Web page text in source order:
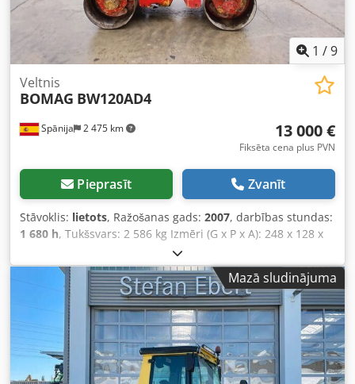
1 /9
Spānija 2 475 km
Veltnis
BOMAG BW120AD4
13 000 €
Fiksēta cena plus PVN
Pieprasīt Zvanīt
Stāvoklis: lietots, Ražošanas gads: 2007, darbības stundas:
1 680 h, Tukšsvars: 2 586 kg Izmēri (G x P x A): 248 x 128 x
180 cm Dodpfx Aiozb I Tmeajkr
Mazā sludinājuma